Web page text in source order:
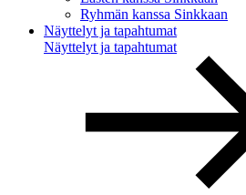
Ryhmän kanssa Sinkkaan
Näyttelyt ja tapahtumat
Näyttelyt ja tapahtumat